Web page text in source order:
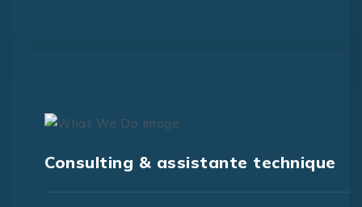
Consulting & assistante technique
Lire plus